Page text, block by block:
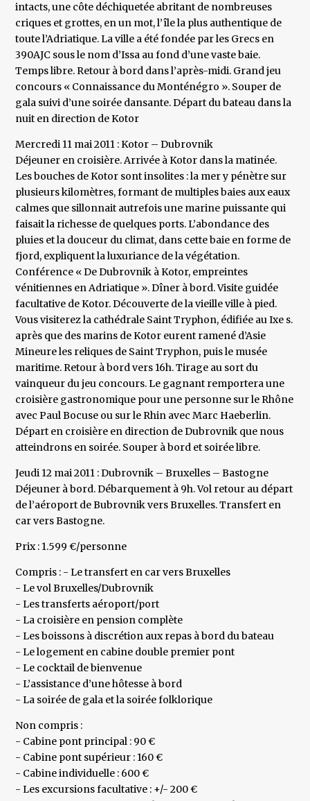
intacts, une côte déchiquetée abritant de nombreuses
criques et grottes, en un mot, l’île la plus authentique de
toute l’Adriatique. La ville a été fondée par les Grecs en
390AJC sous le nom d’Issa au fond d’une vaste baie.
Temps libre. Retour à bord dans l’après-midi. Grand jeu
concours « Connaissance du Monténégro ». Souper de
gala suivi d’une soirée dansante. Départ du bateau dans la
nuit en direction de Kotor
Mercredi 11 mai 2011 : Kotor – Dubrovnik
Déjeuner en croisière. Arrivée à Kotor dans la matinée.
Les bouches de Kotor sont insolites : la mer y pénètre sur
plusieurs kilomètres, formant de multiples baies aux eaux
calmes que sillonnait autrefois une marine puissante qui
faisait la richesse de quelques ports. L’abondance des
pluies et la douceur du climat, dans cette baie en forme de
fjord, expliquent la luxuriance de la végétation.
Conférence « De Dubrovnik à Kotor, empreintes
vénitiennes en Adriatique ». Dîner à bord. Visite guidée
facultative de Kotor. Découverte de la vieille ville à pied.
Vous visiterez la cathédrale Saint Tryphon, édifiée au Ixe s.
après que des marins de Kotor eurent ramené d’Asie
Mineure les reliques de Saint Tryphon, puis le musée
maritime. Retour à bord vers 16h. Tirage au sort du
vainqueur du jeu concours. Le gagnant remportera une
croisière gastronomique pour une personne sur le Rhône
avec Paul Bocuse ou sur le Rhin avec Marc Haeberlin.
Départ en croisière en direction de Dubrovnik que nous
atteindrons en soirée. Souper à bord et soirée libre.
Jeudi 12 mai 2011 : Dubrovnik – Bruxelles – Bastogne
Déjeuner à bord. Débarquement à 9h. Vol retour au départ
de l’aéroport de Bubrovnik vers Bruxelles. Transfert en
car vers Bastogne.
Prix : 1.599 €/personne
Compris : - Le transfert en car vers Bruxelles
- Le vol Bruxelles/Dubrovnik
- Les transferts aéroport/port
- La croisière en pension complète
- Les boissons à discrétion aux repas à bord du bateau
- Le logement en cabine double premier pont
- Le cocktail de bienvenue
- L’assistance d’une hôtesse à bord
- La soirée de gala et la soirée folklorique
Non compris :
- Cabine pont principal : 90 €
- Cabine pont supérieur : 160 €
- Cabine individuelle : 600 €
- Les excursions facultative : +/- 200 €